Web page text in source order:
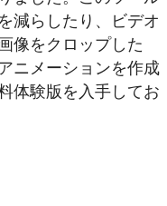
減らしたり、ビデオ
像をクロップした
ニメーションを作成
体験版を入手してお